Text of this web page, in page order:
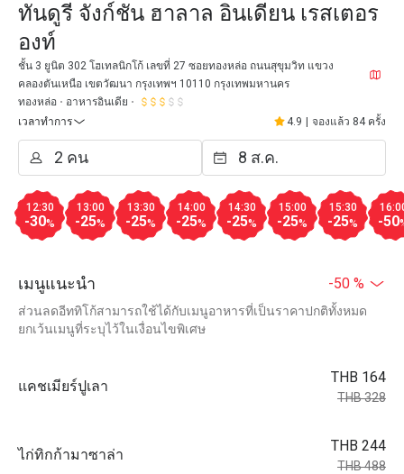
ทันดูรี จังก์ชัน ฮาลาล อินเดียน เรสเตอร
องท์
ชั้น 3 ยูนิต 302 โฮเทลนิกโก้ เลขที่ 27 ซอยทองหล่อ ถนนสุขุมวิท แขวง
คลองตันเหนือ เขตวัฒนา กรุงเทพฯ 10110 กรุงเทพมหานคร
ทองหล่อ
อาหารอินเดีย
เวลาทำการ
4.9 จองแล้ว 84 ครั้ง
12:30
-30%
13:00
-25%
13:30
-25%
14:00
-25%
14:30
-25%
15:00
-25%
15:30
-25% -50
เมนูแนะนำ -50 %
ส่วนลดอีททิโก้สามารถใช้ได้กับเมนูอาหารที่เป็นราคาปกติทั้งหมด
ยกเว้นเมนูที่ระบุไว้ในเงื่อนไขพิเศษ
แคชเมียร์ปูเลา
THB 164
THB 328
ไก่ทิกก้ามาซาล่า
THB 244
THB 488